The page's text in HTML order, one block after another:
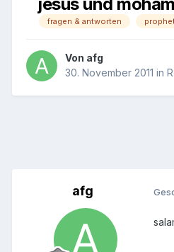
fragen & antworten
Von afg
30. November 2011 in
afg